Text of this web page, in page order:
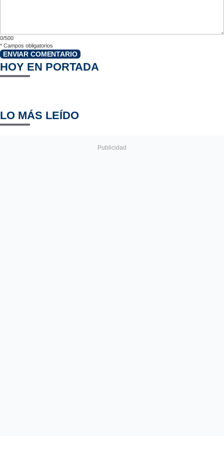
0/500
* Campos obligatorios
ENVIAR COMENTARIO
HOY EN PORTADA
LO MÁS LEÍDO